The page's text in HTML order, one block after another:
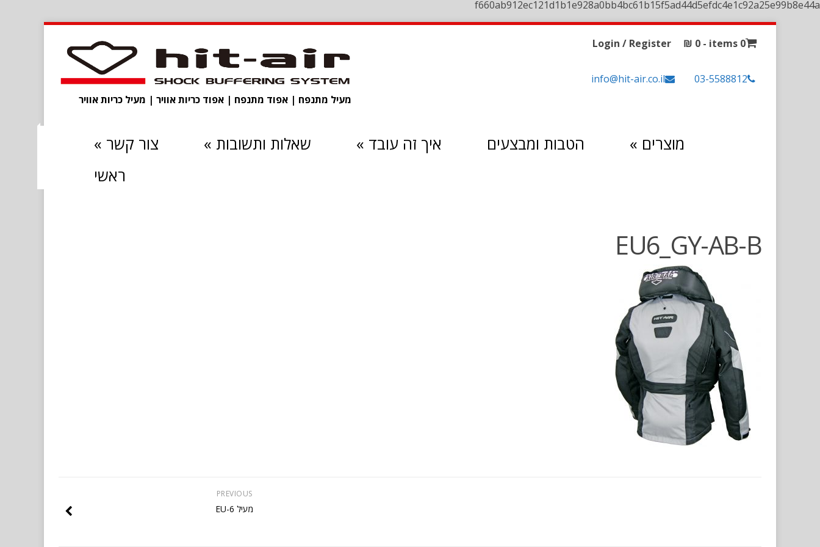
f660ab912ec121d1b1e928a0bb4bc61b15f5ad44d5efdc4e1c92a25e99b8e44a
מעיל מתנפח | אפוד מתנפח | אפוד כריות אוויר | מעיל כריות אוויר
0 items -
₪ 0
Login / Register
03-5588812
info@hit-air.co.il
צור קשר » שאלות ותשובות » איך זה עובד » הטבות ומבצעים מוצרים »
ראשי
EU6_GY-AB-B
PREVIOUS
מעיל EU-6